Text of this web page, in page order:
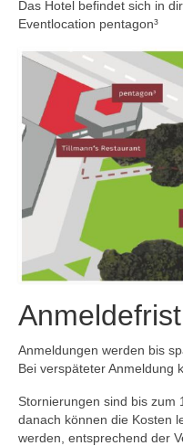
Das Hotel befindet sich in
Eventlocation pentagon³
Anmeldungen werden bis
Bei verspäteter Anmeldung
Stornierungen sind bis zum
danach können die Kosten
werden, entsprechend der